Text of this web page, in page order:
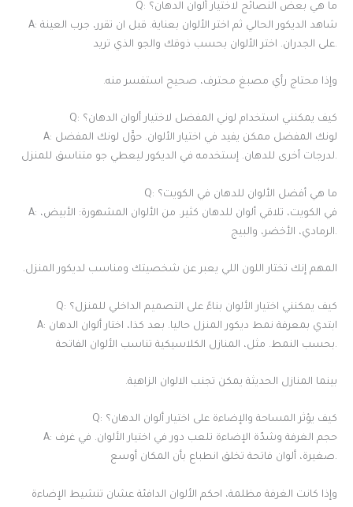
Q: ما هي بعض النصائح لاختيار ألوان الدهان؟
A: شاهد الديكور الحالي ثم اختر الألوان بعناية. قبل ان تقرر، جرب العينة
على الجدران. اختر الألوان بحسب ذوقك والجو الذي تريد.
وإذا محتاج رأي مصبغ محترف، صحيح استفسر منه.
Q: كيف يمكنني استخدام لوني المفضل لاختيار ألوان الدهان؟
A: لونك المفضل ممكن يفيد في اختيار الألوان. حوَّل لونك المفضل
لدرجات أخرى للدهان. إستخدمه في الديكور ليعطي جو متناسق للمنزل.
Q: ما هي أفضل الألوان للدهان في الكويت؟
A: في الكويت، تلاقي ألوان للدهان كثير. من الألوان المشهورة: الأبيض،
الرمادي، الأخضر، والبيج.
المهم إنك تختار اللون اللي يعبر عن شخصيتك ومناسب لديكور المنزل.
Q: كيف يمكنني اختيار الألوان بناءً على التصميم الداخلي للمنزل؟
A: ابتدي بمعرفة نمط ديكور المنزل حاليا. بعد كذا، اختار ألوان الدهان
بحسب النمط. مثل، المنازل الكلاسيكية تناسب الألوان الفاتحة.
بينما المنازل الحديثة يمكن تجنب الالوان الزاهية.
Q: كيف يؤثر المساحة والإضاءة على اختيار ألوان الدهان؟
A: حجم الغرفة وشدّة الإضاءة تلعب دور في اختيار الألوان. في غرف
صغيرة، ألوان فاتحة تخلق انطباع بأن المكان أوسع.
وإذا كانت الغرفة مظلمة، احكم الألوان الدافئة عشان تنشيط الإضاءة